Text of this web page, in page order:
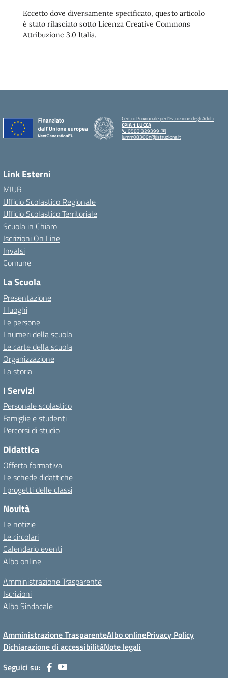
Eccetto dove diversamente specificato, questo articolo
è stato rilasciato sotto Licenza Creative Commons
Attribuzione 3.0 Italia.
Centro Provinciale per l'Istruzione degli Adulti
CPIA 1 LUCCA
📞 0583 329399 ✉️
lumm08300n@istruzione.it
Link Esterni
MIUR
Ufficio Scolastico Regionale
Ufficio Scolastico Territoriale
Scuola in Chiaro
Iscrizioni On Line
Invalsi
Comune
La Scuola
Presentazione
I luoghi
Le persone
I numeri della scuola
Le carte della scuola
Organizzazione
La storia
I Servizi
Personale scolastico
Famiglie e studenti
Percorsi di studio
Didattica
Offerta formativa
Le schede didattiche
I progetti delle classi
Novità
Le notizie
Le circolari
Calendario eventi
Albo online
Amministrazione Trasparente
Iscrizioni
Albo Sindacale
Amministrazione TrasparenteAlbo onlinePrivacy Policy
Dichiarazione di accessibilitàNote legali
Seguici su: